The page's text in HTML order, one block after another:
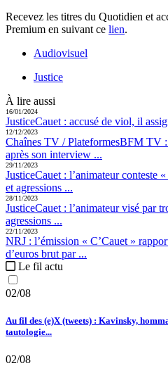
Recevez les titres du Quotidien et
Premium en suivant ce lien.
Audiovisuel
Justice
À lire aussi
16/01/2024
JusticeCauet : accusé de viol, il
12/12/2023
Chaînes TV / PlateformesBFM TV :
après son interview ...
29/11/2023
JusticeCauet : l’animateur conteste
et agressions ...
28/11/2023
JusticeCauet : l’animateur visé par
agressions ...
22/11/2023
NRJ : l’émission « C’Cauet »
d’euros brut par ...
Le fil actu
02/08
Au fil des (e)X (tweets) : Kavinsky,
tautologie...
02/08